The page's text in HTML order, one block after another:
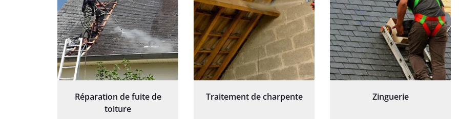
Réparation de fuite de
toiture
Traitement de charpente Zinguerie